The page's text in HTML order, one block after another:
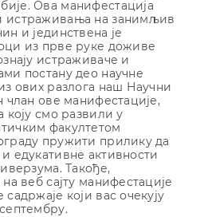
Ова манифестација
истраживања на занимљив
и јединствена је
из прве руке доживе
истраживаче и
постану део научне
ових разлога наш Научни
члан ове манифестације,
коју смо развили у
факултетом
пружити прилику да
едукативне активности
Такође,
веб сајту манифестације
који вас очекују